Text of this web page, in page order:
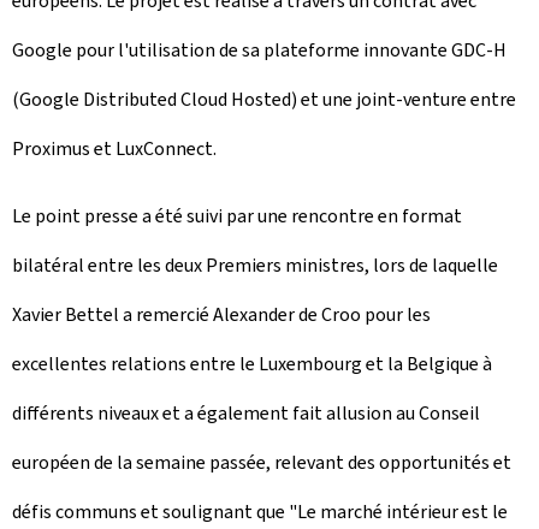
Google pour l'utilisation de sa plateforme innovante GDC-H
(Google Distributed Cloud Hosted) et une joint-venture entre
Proximus et LuxConnect.
Le point presse a été suivi par une rencontre en format
bilatéral entre les deux Premiers ministres, lors de laquelle
Xavier Bettel a remercié Alexander de Croo pour les
excellentes relations entre le Luxembourg et la Belgique à
différents niveaux et a également fait allusion au Conseil
européen de la semaine passée, relevant des opportunités et
défis communs et soulignant que "Le marché intérieur est le